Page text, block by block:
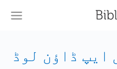
ایپ ڈاؤن لوڈ